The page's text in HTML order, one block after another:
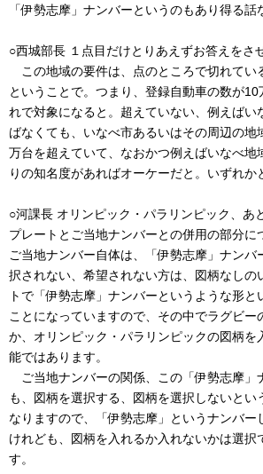
「伊勢志摩」ナンバーというのもあり得る話
○西城部長 １点目だけとりあえずお答えをさ
この地域の要件は、点のところで切れてい
ということで。つまり、登録自動車の数が
れで対象になると。超えていない、例えばい
ばなくても、いなべ市あるいはその周辺の地
万台を超えていて、なおかつ例えばいなべ地
りの知名度があればオーケーだと。いずれか
○河課長 オリンピック・パラリンピック、あ
プレートとご当地ナンバーとの併用の部分に
ご当地ナンバー自体は、「伊勢志摩」ナンバ
択されない、希望されない方は、図柄なしの
トで「伊勢志摩」ナンバーというような形と
ことになっていますので、その中でラグビー
か、オリンピック・パラリンピックの図柄を
能ではあります。
ご当地ナンバーの関係、この「伊勢志摩」
も、図柄を選択する、図柄を選択しないとい
なりますので、「伊勢志摩」というナンバー
けれども、図柄を入れるか入れないかは選択
す。